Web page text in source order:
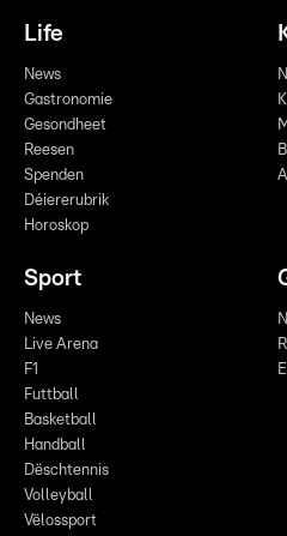
Life
News
Gastronomie
Gesondheet
Reesen
Spenden
Déiererubrik
Horoskop
Sport
News
Live Arena
F1
Futtball
Basketball
Handball
Dëschtennis
Volleyball
Vëlossport